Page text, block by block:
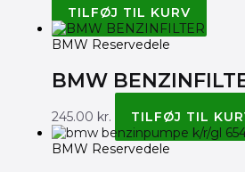
TILFØJ TIL KURV
BMW Reservedele
BMW
245.00 kr.
TILFØJ TIL
BMW Reservedele